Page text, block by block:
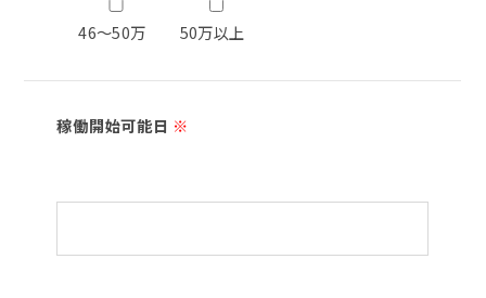
46～50万 50万以上
稼働開始可能日 ※